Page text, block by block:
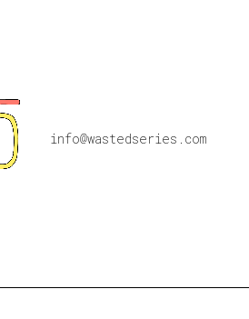
info@wastedseries.com